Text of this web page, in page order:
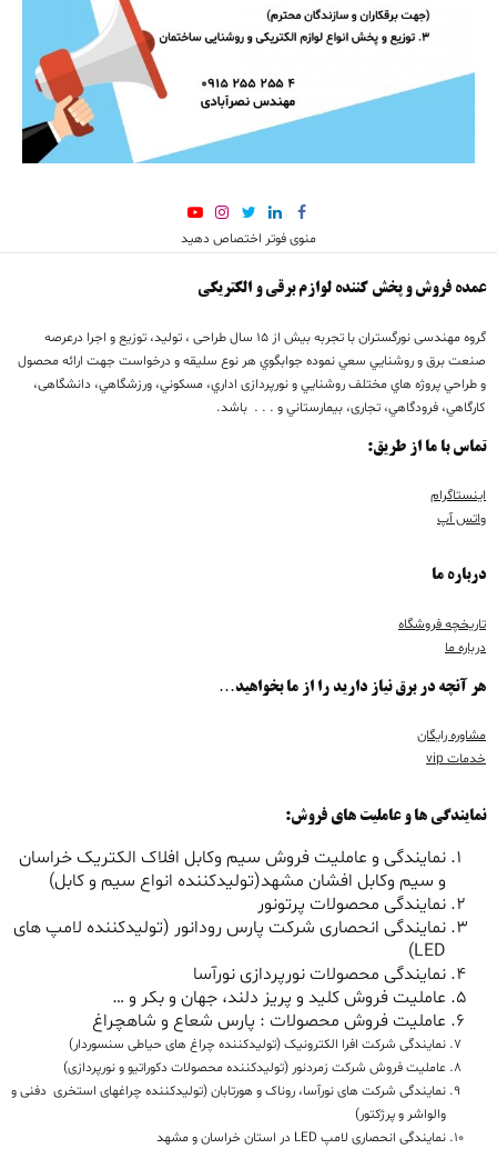
منوی فوتر اختصاص دهید
عمده فروش و پخش کننده لوازم برقی و الکتریکی
گروه مهندسی نورگستران با تجربه بيش از 15 سال طراحی ، تولید، توزیع و اجرا درعرصه
صنعت برق و روشنايي سعي نموده جوابگوي هر نوع سليقه و درخواست جهت ارائه محصول
و طراحي پروژه هاي مختلف روشنايي و نورپردازی اداري، مسكوني، ورزشگاهي، دانشگاهی،
كارگاهي، فرودگاهي، تجاری، بيمارستاني و . . . باشد.
تماس با ما از طریق:
اینستاگرام
واتس آپ
درباره ما
تاریخچه فروشگاه
درباره ما
هر آنچه در برق نیاز دارید را از ما بخواهید…
مشاوره رایگان
خدمات vip
نمایندگی ها و عاملیت های فروش:
نمایندگی و عاملیت فروش سیم وکابل افلاک الکتریک خراسان
و سیم وکابل افشان مشهد(تولیدکننده انواع سیم و کابل)
نمایندگی محصولات پرتونور
نمایندگی انحصاری شرکت پارس رودانور (تولیدکننده لامپ های
LED)
نمایندگی محصولات نورپردازی نورآسا
عاملیت فروش کلید و پریز دلند، جهان و بکر و …
عاملیت فروش محصولات : پارس شعاع و شاهچراغ
نمایندگی شرکت افرا الکترونیک (تولیدکننده چراغ های حیاطی سنسوردار)
عاملیت فروش شرکت زمردنور (تولیدکننده محصولات دکوراتیو و نورپردازی)
نمایندگی شرکت های نورآسا، روناک و هورتابان (تولیدکننده چراغهای استخری دفنی و
والواشر و پرژکتور)
نمایندگی انحصاری لامپ LED در استان خراسان و مشهد